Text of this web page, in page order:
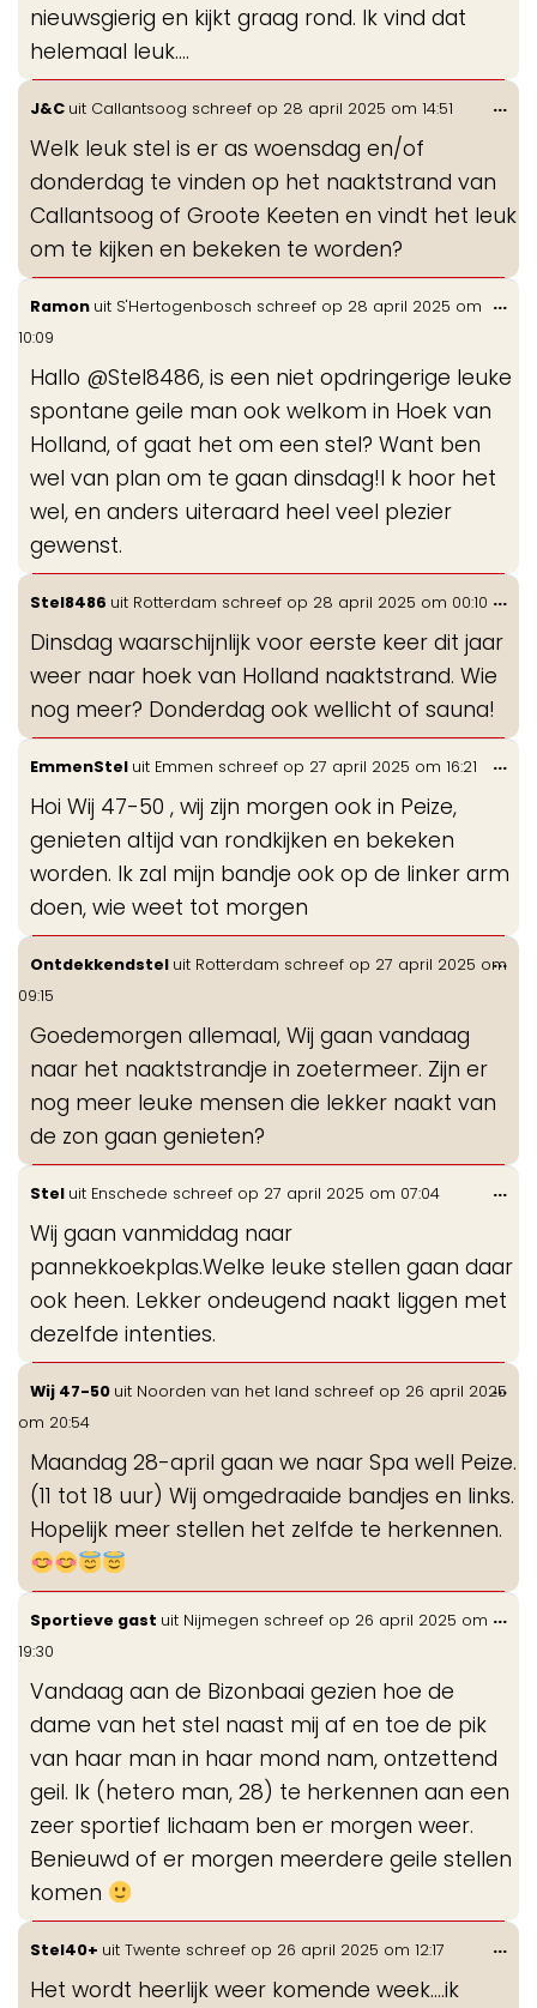
nieuwsgierig en kijkt graag rond. Ik vind dat
helemaal leuk….
J&C uit Callantsoog schreef op 28 april 2025 om 14:51
Welk leuk stel is er as woensdag en/of
donderdag te vinden op het naaktstrand van
Callantsoog of Groote Keeten en vindt het leuk
om te kijken en bekeken te worden?
...
Ramon uit S'Hertogenbosch schreef op 28 april 2025 om
10:09
Hallo @Stel8486, is een niet opdringerige leuke
spontane geile man ook welkom in Hoek van
Holland, of gaat het om een stel? Want ben
wel van plan om te gaan dinsdag!I k hoor het
wel, en anders uiteraard heel veel plezier
gewenst.
...
Stel8486 uit Rotterdam schreef op 28 april 2025 om 00:10
Dinsdag waarschijnlijk voor eerste keer dit jaar
weer naar hoek van Holland naaktstrand. Wie
nog meer? Donderdag ook wellicht of sauna!
...
EmmenStel uit Emmen schreef op 27 april 2025 om 16:21
Hoi Wij 47-50 , wij zijn morgen ook in Peize,
genieten altijd van rondkijken en bekeken
worden. Ik zal mijn bandje ook op de linker arm
doen, wie weet tot morgen
...
Ontdekkendstel uit Rotterdam schreef op 27 april 2025 om
09:15
Goedemorgen allemaal, Wij gaan vandaag
naar het naaktstrandje in zoetermeer. Zijn er
nog meer leuke mensen die lekker naakt van
de zon gaan genieten?
...
Stel uit Enschede schreef op 27 april 2025 om 07:04
Wij gaan vanmiddag naar
pannekkoekplas.Welke leuke stellen gaan daar
ook heen. Lekker ondeugend naakt liggen met
dezelfde intenties.
...
Wij 47-50 uit Noorden van het land schreef op 26 april 2025
om 20:54
Maandag 28-april gaan we naar Spa well Peize.
(11 tot 18 uur) Wij omgedraaide bandjes en links.
Hopelijk meer stellen het zelfde te herkennen.
...
Sportieve gast uit Nijmegen schreef op 26 april 2025 om
19:30
Vandaag aan de Bizonbaai gezien hoe de
dame van het stel naast mij af en toe de pik
van haar man in haar mond nam, ontzettend
geil. Ik (hetero man, 28) te herkennen aan een
zeer sportief lichaam ben er morgen weer.
Benieuwd of er morgen meerdere geile stellen
komen
...
Stel40+ uit Twente schreef op 26 april 2025 om 12:17
Het wordt heerlijk weer komende week....ik
...